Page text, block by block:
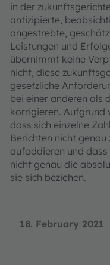
18. February 2021
in der
antizipierte,
angestrebte,
Leistungen und
übernimmt keine
nicht, diese
gesetzliche
bei einer anderen als
korrigieren. Aufgrund
dass sich einzelne
Berichten nicht
aufaddieren und
nicht genau die
sie sich beziehen.